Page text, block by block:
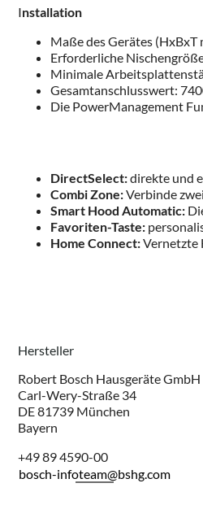
Installation
Maße des Gerätes (HxBxT
Erforderliche
Minimale
Gesamtanschlusswert:
Die PowerManagement
DirectSelect:direkte und
Combi Zone:Verbinde
Smart Hood Automatic:
Favoriten-Taste:
Home Connect:Vernetzte
Hersteller
Robert Bosch Hausgeräte GmbH
Carl-Wery-Straße 34
DE 81739 München
Bayern
+49 89 4590-00
bosch-infoteam@bshg.com